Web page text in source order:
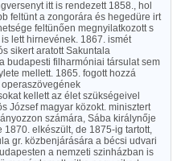
itt is rendezett 1858., hol
feltünt a zongorára és hegedüre irt
feltünően megnyilatkozott s
lett hirnevének. 1867. ismét
sikert aratott Sakuntala
budapesti filharmóniai társulat sem
mellett. 1865. fogott hozzá
kellett az élet szükségeivel
József magyar közokt. minisztert
számára, Sába királynője
elkészült, de 1875-ig tartott,
gr. közbenjárására a bécsi udvari
a nemzeti szinházban is